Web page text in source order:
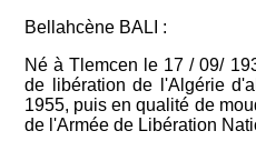
Bellahcène BALI :
Né à Tlemcen le 17 / 09/
de libération de l'Algérie
1955, puis en qualité de
de l'Armée de Libération